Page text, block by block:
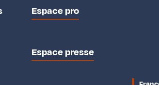
Espace pro
Espace presse